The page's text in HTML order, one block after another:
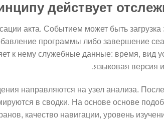
действует
акта. Событием может быть загрузка
программы либо завершение
к нему служебные данные: время, вид
языковая версия
направляются на узел анализа.
в сводки. На основе основе
качество навигации, уровень